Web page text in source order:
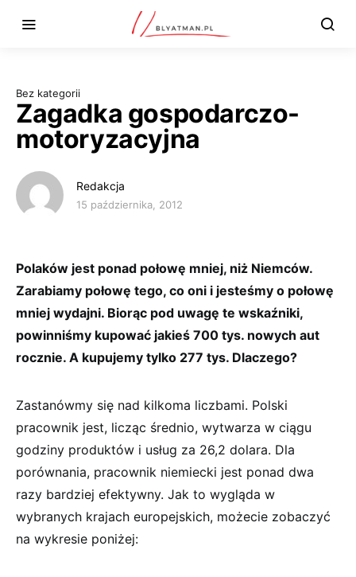
Bez kategorii
Zagadka gospodarczo-
motoryzacyjna
Redakcja
15 października, 2012
Polaków jest ponad połowę mniej, niż Niemców.
Zarabiamy połowę tego, co oni i jesteśmy o połowę
mniej wydajni. Biorąc pod uwagę te wskaźniki,
powinniśmy kupować jakieś 700 tys. nowych aut
rocznie. A kupujemy tylko 277 tys. Dlaczego?
Zastanówmy się nad kilkoma liczbami. Polski
pracownik jest, licząc średnio, wytwarza w ciągu
godziny produktów i usług za 26,2 dolara. Dla
porównania, pracownik niemiecki jest ponad dwa
razy bardziej efektywny. Jak to wygląda w
wybranych krajach europejskich, możecie zobaczyć
na wykresie poniżej: